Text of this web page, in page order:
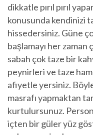
dikkatle pırıl pırıl
konusunda kendinizi
hissedersiniz. Güne
başlamayı her
sabah çok taze bir
peynirleri ve taze
afiyetle yersiniz.
masrafı yapmaktan
kurtulursunuz.
içten bir güler yüz